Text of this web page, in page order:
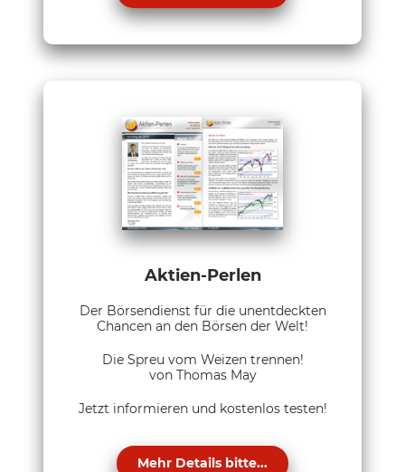
Aktien-Perlen
Der Börsendienst für die unentdeckten
Chancen an den Börsen der Welt!
Die Spreu vom Weizen trennen!
von Thomas May
Jetzt informieren und kostenlos testen!
Mehr Details bitte...